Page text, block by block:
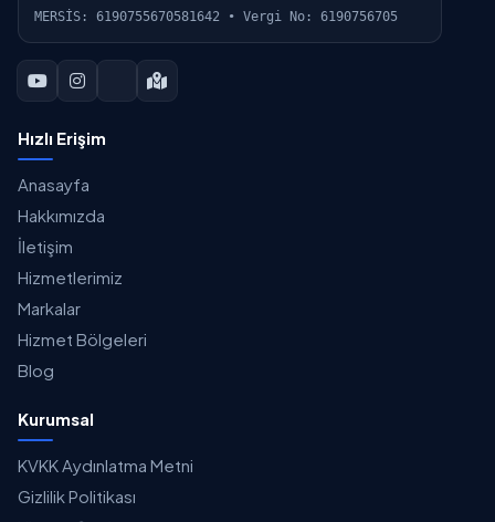
MERSİS: 6190755670581642 • Vergi No: 6190756705
Hızlı Erişim
Anasayfa
Hakkımızda
İletişim
Hizmetlerimiz
Markalar
Hizmet Bölgeleri
Blog
Kurumsal
KVKK Aydınlatma Metni
Gizlilik Politikası